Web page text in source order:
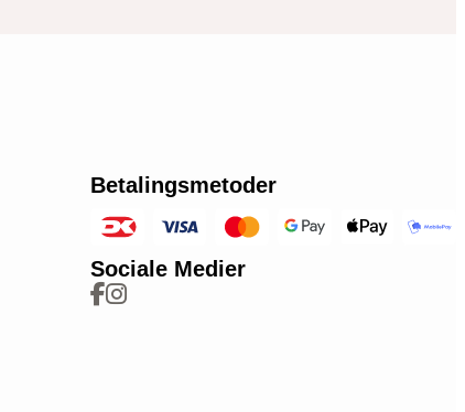
Betalingsmetoder
Sociale Medier